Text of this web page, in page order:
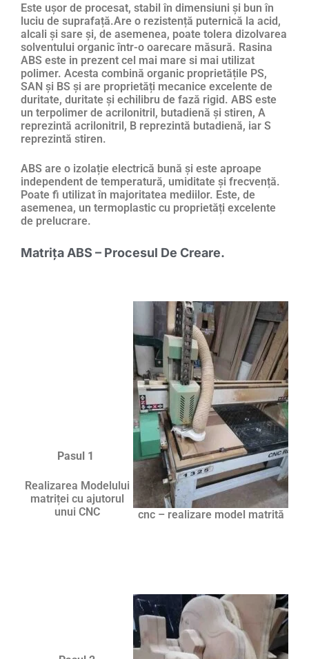
Este ușor de procesat, stabil în dimensiuni și bun în
luciu de suprafață.Are o rezistență puternică la acid,
alcali și sare și, de asemenea, poate tolera dizolvarea
solventului organic într-o oarecare măsură. Rasina
ABS este in prezent cel mai mare si mai utilizat
polimer. Acesta combină organic proprietățile PS,
SAN și BS și are proprietăți mecanice excelente de
duritate, duritate și echilibru de fază rigid. ABS este
un terpolimer de acrilonitril, butadienă și stiren, A
reprezintă acrilonitril, B reprezintă butadienă, iar S
reprezintă stiren.
ABS are o izolație electrică bună și este aproape
independent de temperatură, umiditate și frecvență.
Poate fi utilizat în majoritatea mediilor. Este, de
asemenea, un termoplastic cu proprietăți excelente
de prelucrare.
Matrița ABS – Procesul De Creare.
cnc – realizare model matrită
Pasul 1
Realizarea Modelului
matriței cu ajutorul
unui CNC